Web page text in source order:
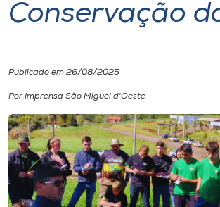
Unoesc
I.nova
Diplomados
Cultura
Conservação
Publicado em 26/08/2025
Por Imprensa São Miguel d'Oeste